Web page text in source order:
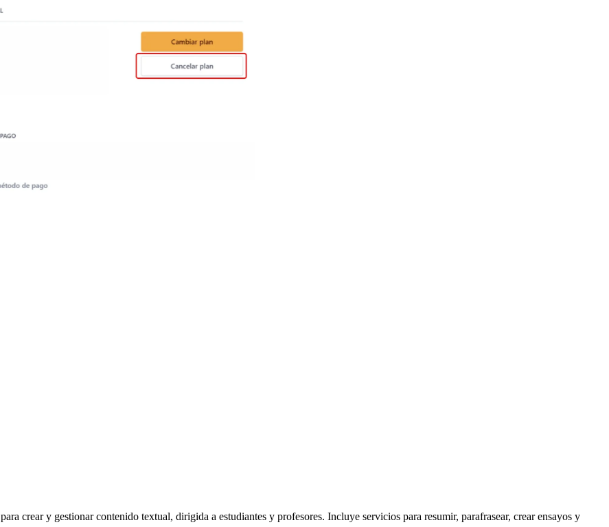
crear y gestionar contenido textual, dirigida a estudiantes y profesores. Incluye servicios para resumir, parafrasear, crear ensayos y